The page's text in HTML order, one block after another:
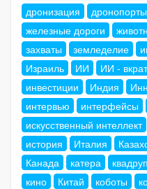
дронизация
дронопорты
железные дороги
захваты
земледелие
Израиль
ИИ ИИ -
инвестиции
Индия
интервью
интерфейсы
искусственный интеллект
история
Италия
Канада
катера
кино
Китай коботы